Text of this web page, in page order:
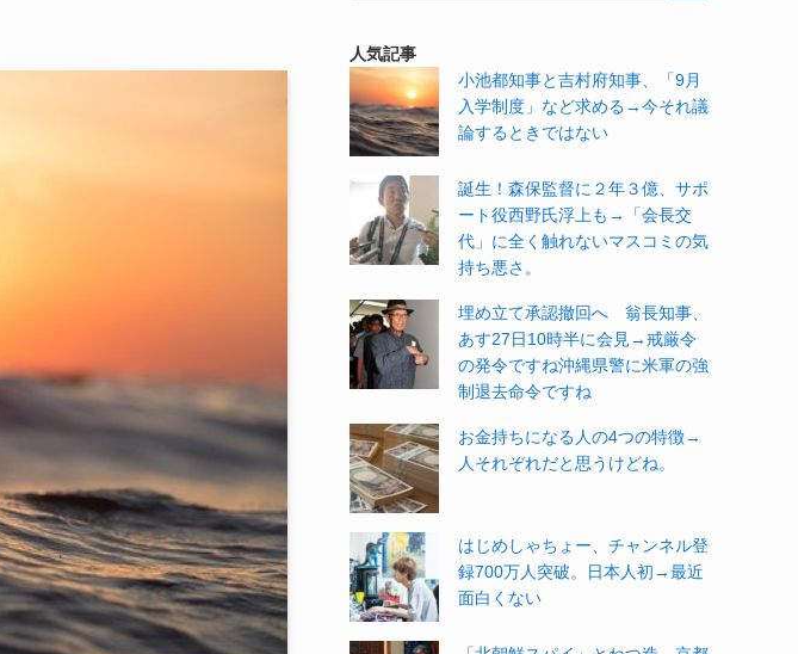
人気記事
小池都知事と吉村府知事、「9月
入学制度」など求める→今それ議
論するときではない
誕生！森保監督に２年３億、サポ
ート役西野氏浮上も→「会長交
代」に全く触れないマスコミの気
持ち悪さ。
埋め立て承認撤回へ 翁長知事、
あす27日10時半に会見→戒厳令
の発令ですね沖縄県警に米軍の強
制退去命令ですね
お金持ちになる人の4つの特徴→
人それぞれだと思うけどね。
はじめしゃちょー、チャンネル登
録700万人突破。日本人初→最近
面白くない